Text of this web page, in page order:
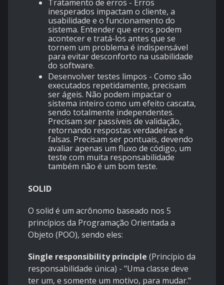
Tratamento de erros - Erros
inesperados impactam o cliente, a
usabilidade e o funcionamento do
sistema. Entender que erros podem
acontecer e tratá-los antes que se
tornem um problema é indispensável
para evitar desconforto na usabilidade
do software.
Desenvolver testes limpos - Como são
executados repetidamente, precisam
ser ágeis. Não podem impactar o
sistema inteiro como um efeito cascata,
sendo totalmente independentes.
Precisam ser passíveis de validação,
retornando respostas verdadeiras e
falsas. Precisam ser pontuais, devendo
avaliar apenas um fluxo de código, um
teste com muita responsabilidade
também não é um bom teste.
SOLID
O solid é um acrônomo baseado nos 5
princípios da Programação Orientada a
Objeto (POO), sendo eles:
Single responsibility principle (Princípio da
responsabilidade única) - "Uma classe deve
ter um, e somente um motivo, para mudar."